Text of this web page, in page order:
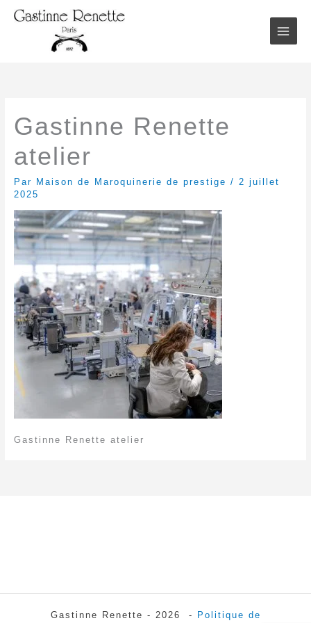
Aller
Gastinne Renette
atelier
Par Maison de Maroquinerie de prestige / 2 juillet
2025
Gastinne Renette atelier
Gastinne Renette - 2026 - Politique de